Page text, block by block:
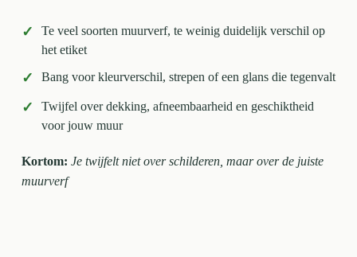
✓
Te veel soorten muurverf, te weinig duidelijk verschil op
het etiket
✓ Bang voor kleurverschil, strepen of een glans die tegenvalt
✓
Twijfel over dekking, afneembaarheid en geschiktheid
voor jouw muur
Kortom: Je twijfelt niet over schilderen, maar over de juiste
muurverf